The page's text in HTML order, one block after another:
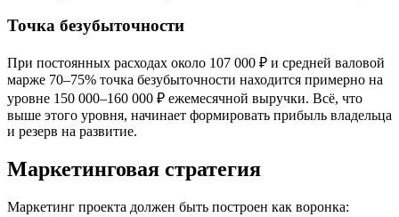
Точка безубыточности
При постоянных расходах около 107 000 ₽ и средней валовой
марже 70–75% точка безубыточности находится примерно на
уровне 150 000–160 000 ₽ ежемесячной выручки. Всё, что
выше этого уровня, начинает формировать прибыль владельца
и резерв на развитие.
Маркетинговая стратегия
Маркетинг проекта должен быть построен как воронка: